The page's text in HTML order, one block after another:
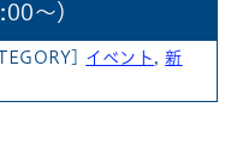
～）
イベント ,新